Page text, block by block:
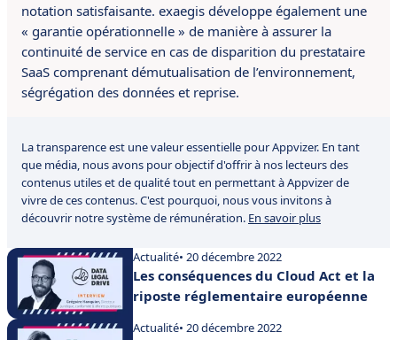
notation satisfaisante. exaegis développe également une
« garantie opérationnelle » de manière à assurer la
continuité de service en cas de disparition du prestataire
SaaS comprenant démutualisation de l’environnement,
ségrégation des données et reprise.
La transparence est une valeur essentielle pour Appvizer. En tant
que média, nous avons pour objectif d'offrir à nos lecteurs des
contenus utiles et de qualité tout en permettant à Appvizer de
vivre de ces contenus. C'est pourquoi, nous vous invitons à
découvrir notre système de rémunération. En savoir plus
Actualité• 20 décembre 2022
Les conséquences du Cloud Act et la
riposte réglementaire européenne
Actualité• 20 décembre 2022